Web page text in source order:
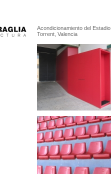
Acondicionamiento del
Torrent, Valencia